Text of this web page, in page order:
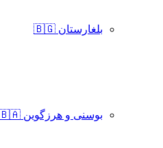
بلغارستان 🇧🇬
بوسنی و هرزگوین 🇧🇦